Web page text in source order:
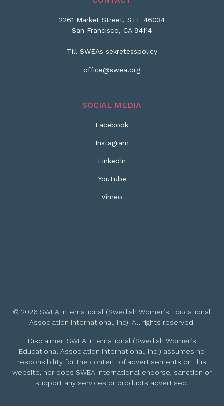
2261 Market Street, STE 46034
San Francisco, CA 94114
Till SWEAs sekretesspolicy
office@swea.org
SOCIAL MEDIA
Facebook
Instagram
LinkedIn
YouTube
Vimeo
© 2026 SWEA International (Swedish Women’s Educational
Association International, Inc). All rights reserved.
Disclaimer: SWEA International (Swedish Women’s
Educational Association International, Inc.) assumes no
responsibility for the content of advertisements on this
website, nor does SWEA International endorse, sanction or
support any services or products advertised.